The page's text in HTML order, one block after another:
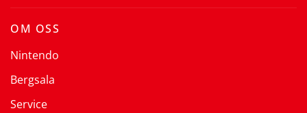
OM OSS
Nintendo
Bergsala
Service